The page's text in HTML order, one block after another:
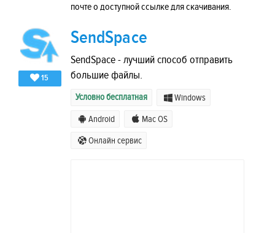
почте о доступной ссылке для скачивания.
15
SendSpace
SendSpace - лучший способ отправить
большие файлы.
Условно бесплатная Windows
Android Mac OS
Онлайн сервис